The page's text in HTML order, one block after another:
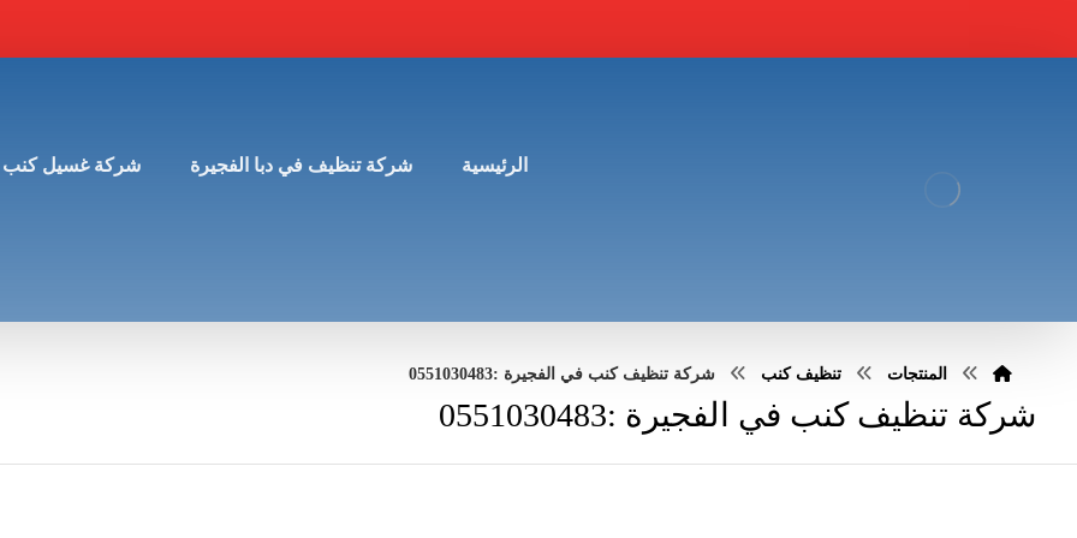
الرئيسية شركة تنظيف في دبا الفجيرة شركة غسيل كنب
المنتجات تنظيف كنب شركة تنظيف كنب في الفجيرة :0551030483
شركة تنظيف كنب في الفجيرة :0551030483